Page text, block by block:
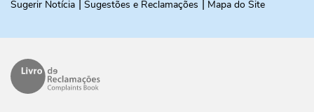
Sugerir Notícia Sugestões e Reclamações Mapa do Site